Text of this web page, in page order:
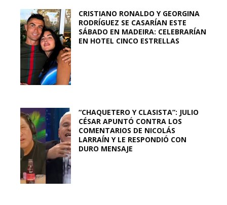
CRISTIANO RONALDO Y GEORGINA
RODRÍGUEZ SE CASARÍAN ESTE
SÁBADO EN MADEIRA: CELEBRARÍAN
EN HOTEL CINCO ESTRELLAS
“CHAQUETERO Y CLASISTA”: JULIO
CÉSAR APUNTÓ CONTRA LOS
COMENTARIOS DE NICOLÁS
LARRAÍN Y LE RESPONDIÓ CON
DURO MENSAJE